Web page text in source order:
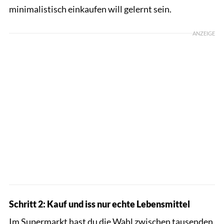
minimalistisch einkaufen will gelernt sein.
ANZEIGE
Schritt 2: Kauf und iss nur echte Lebensmittel
Im Supermarkt hast du die Wahl zwischen tausenden